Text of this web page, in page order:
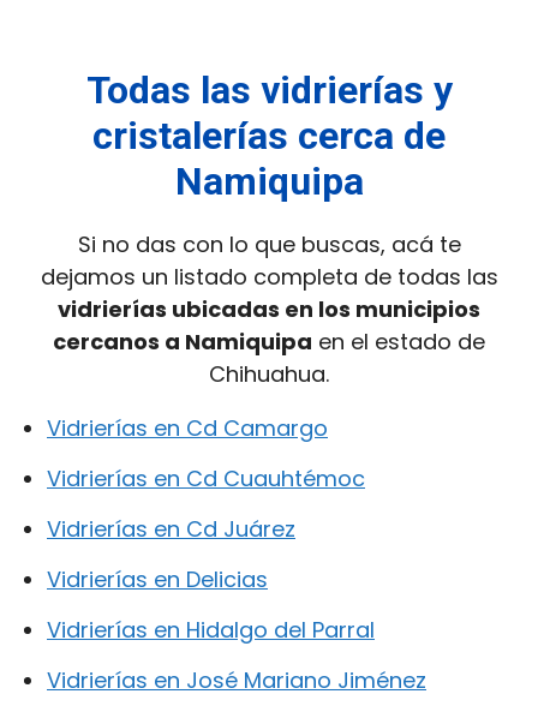
Todas las vidrierías y
cristalerías cerca de
Namiquipa
Si no das con lo que buscas, acá te
dejamos un listado completa de todas las
vidrierías ubicadas en los municipios
cercanos a Namiquipa en el estado de
Chihuahua.
Vidrierías en Cd Camargo
Vidrierías en Cd Cuauhtémoc
Vidrierías en Cd Juárez
Vidrierías en Delicias
Vidrierías en Hidalgo del Parral
Vidrierías en José Mariano Jiménez